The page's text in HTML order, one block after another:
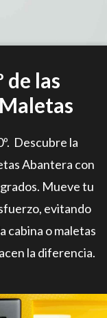
de las
Descubre la
Abantera con
Mueve tu
evitando
cabina o maletas
la diferencia.